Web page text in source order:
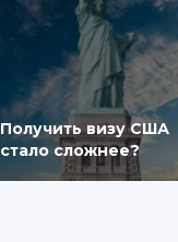
Получить визу США
стало сложнее?